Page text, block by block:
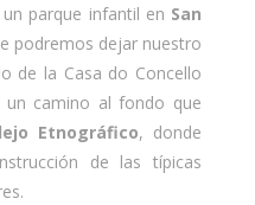
parque infantil en San
podremos dejar nuestro
de la Casa do Concello
un camino al fondo que
Etnográfico, donde
de las típicas